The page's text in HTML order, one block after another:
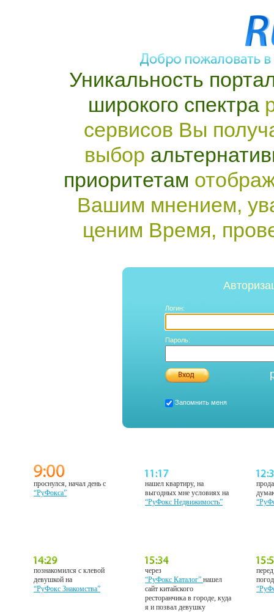
Уникальность
широкого спектра
сервисов Вы
выбор
приоритетам
Вашим мнением,
ценим Время,
Логин:
Пароль:
Запомнить меня
проснулся, начал день с
“РуФокса”
нашел квартиру, на
выгодных мне условиях на
“РуФокс Недвижимость”
познакомился с клевой
девушкой на
“РуФокс Знакомства”
через
“РуФокс Каталог”нашел
сайт китайского
ресторанчика в городе, куда
я и позвал девушку